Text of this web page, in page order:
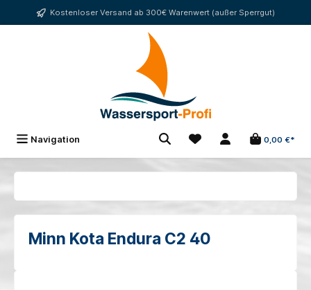
springenKostenloser Versand ab 300€ Warenwert (außer Sperrgut)
Navigation 0,00 €*
Minn Kota Endura C2 40